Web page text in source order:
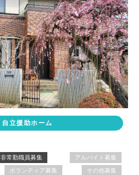
自立援助ホーム
非常勤職員募集
アルバイト募集
ボランティア募集 その他募集